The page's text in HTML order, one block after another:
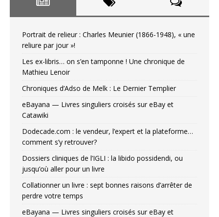
Portrait de relieur : Charles Meunier (1866-1948), « une
reliure par jour »!
Les ex-libris… on s’en tamponne ! Une chronique de
Mathieu Lenoir
Chroniques d’Adso de Melk : Le Dernier Templier
eBayana — Livres singuliers croisés sur eBay et
Catawiki
Dodecade.com : le vendeur, l’expert et la plateforme…
comment s’y retrouver?
Dossiers cliniques de l’IGLI : la libido possidendi, ou
jusqu’où aller pour un livre
Collationner un livre : sept bonnes raisons d’arrêter de
perdre votre temps
eBayana — Livres singuliers croisés sur eBay et